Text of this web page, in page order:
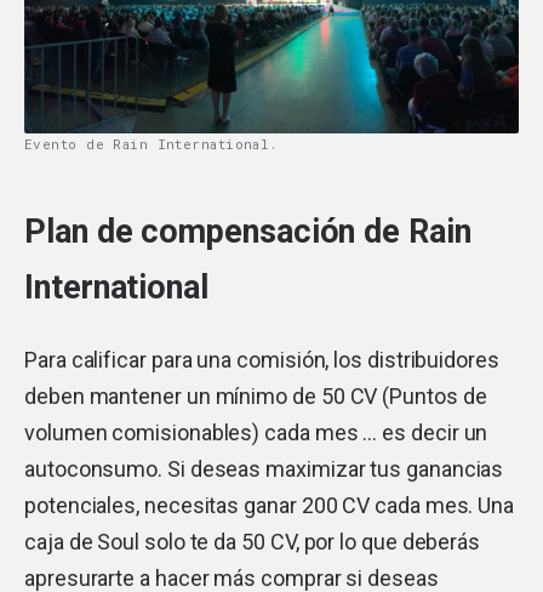
Evento de Rain International.
Plan de compensación de Rain
International
Para calificar para una comisión, los distribuidores
deben mantener un mínimo de 50 CV (Puntos de
volumen comisionables) cada mes … es decir un
autoconsumo. Si deseas maximizar tus ganancias
potenciales, necesitas ganar 200 CV cada mes. Una
caja de Soul solo te da 50 CV, por lo que deberás
apresurarte a hacer más comprar si deseas